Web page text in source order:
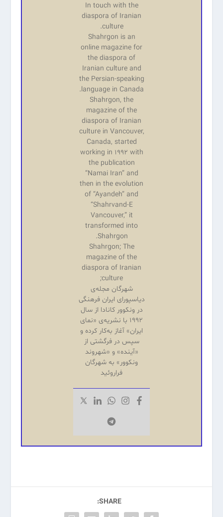
In touch with the
diaspora of Iranian
culture.
Shahrgon is an
online magazine for
the diaspora of
Iranian culture and
the Persian-speaking
language in Canada.
Shahrgon, the
magazine of the
diaspora of Iranian
culture in Vancouver,
Canada, started
working in 1992 with
the publication
“Namai Iran” and
then in the evolution
of “Ayandeh” and
“Shahrvand-E
Vancouver,” it
transformed into
Shahrgon.
Shahrgon; The
magazine of the
diaspora of Iranian
culture;
شهرگان مجله‌ی
دیاسپورای ایران فرهنگی
در ونکوور کانادا از سال
۱۹۹۲ با نشریه‌‌ی «نمای
ایران» آغاز به‌کار کرده و
سپس در فرگشتی از
«آینده‌» و «شهروند
ونکوور» به شهرگان
فراروئید
SHARE: